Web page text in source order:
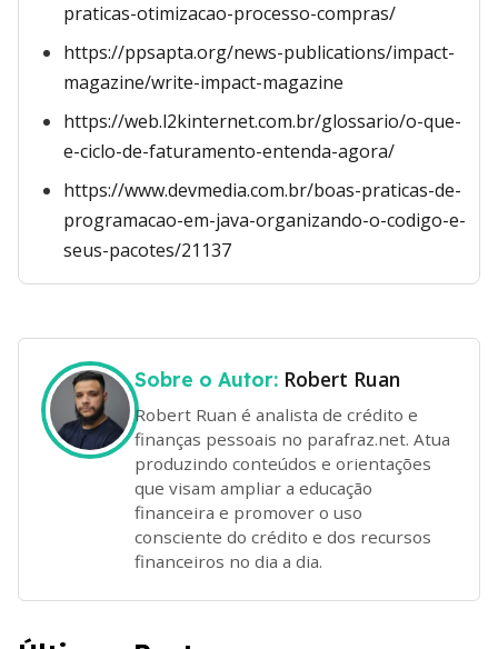
praticas-otimizacao-processo-compras/
https://ppsapta.org/news-publications/impact-
magazine/write-impact-magazine
https://web.l2kinternet.com.br/glossario/o-que-
e-ciclo-de-faturamento-entenda-agora/
https://www.devmedia.com.br/boas-praticas-de-
programacao-em-java-organizando-o-codigo-e-
seus-pacotes/21137
Sobre o Autor: Robert Ruan
Robert Ruan é analista de crédito e
finanças pessoais no parafraz.net. Atua
produzindo conteúdos e orientações
que visam ampliar a educação
financeira e promover o uso
consciente do crédito e dos recursos
financeiros no dia a dia.